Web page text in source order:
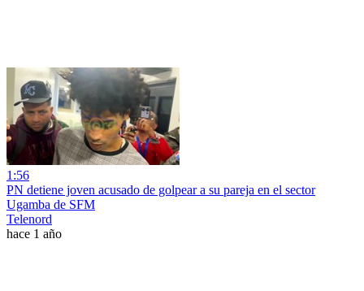
1:56
PN detiene joven acusado de golpear a su pareja en el sector
Ugamba de SFM
Telenord
hace 1 año